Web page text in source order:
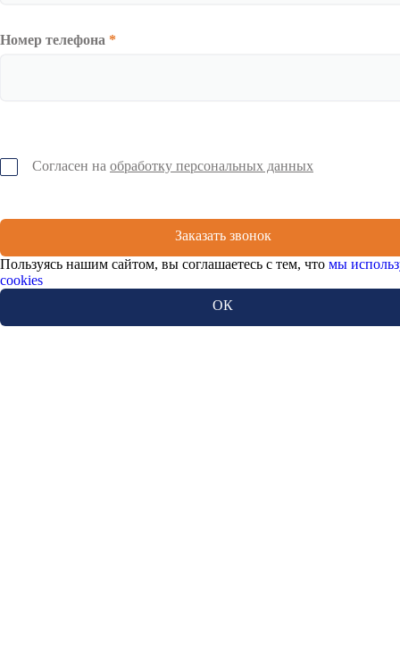
Номер телефона *
Согласен на обработку персональных данных
Заказать звонок
Пользуясь нашим сайтом, вы соглашаетесь с тем, что мы
cookies
ОК